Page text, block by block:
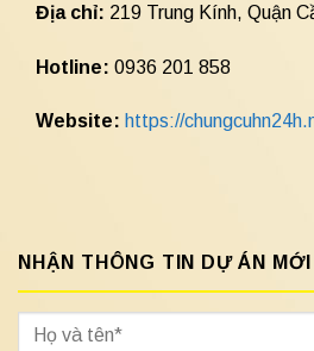
Địa chỉ: 219 Trung Kính, Quận
Hotline: 0936 201 858
Website: https://
NHẬN THÔNG TIN DỰ ÁN